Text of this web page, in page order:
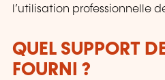
l’utilisation professionnelle
QUEL SUPPORT
FOURNI ?